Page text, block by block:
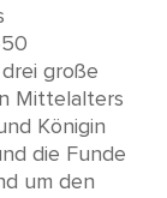
große
Mittelalters
Königin
die Funde
um den